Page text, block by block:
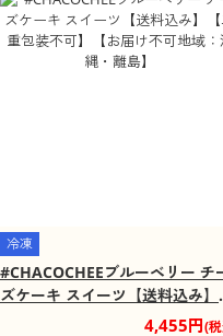
冷凍
#CHACOCHEEブルーベリー チ
ズケーキ スイーツ【送料込み】
【二重包装不可】【お届け不可
4,455円(